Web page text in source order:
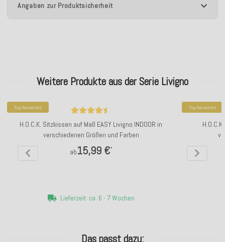
Angaben zur Produktsicherheit
Weitere Produkte aus der Serie Livigno
Top bewertet
H.O.C.K. Sitzkissen auf Maß EASY Livigno INDOOR in
verschiedenen Größen und Farben
ab15,99 €*
Lieferzeit: ca. 6 - 7 Wochen
Top bewertet
Das passt dazu: